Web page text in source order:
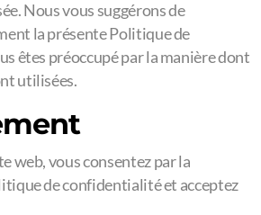
Nous vous suggérons de
la présente Politique de
êtes préoccupé par la manière dont
utilisées.
web, vous consentez par la
de confidentialité et acceptez